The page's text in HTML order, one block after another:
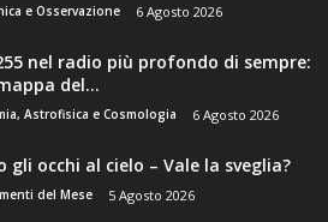
e Osservazione 6 Agosto 2026
nel radio più profondo di sempre:
del...
Astrofisica e Cosmologia 6 Agosto 2026
gli occhi al cielo – Vale la sveglia?
del Mese 5 Agosto 2026